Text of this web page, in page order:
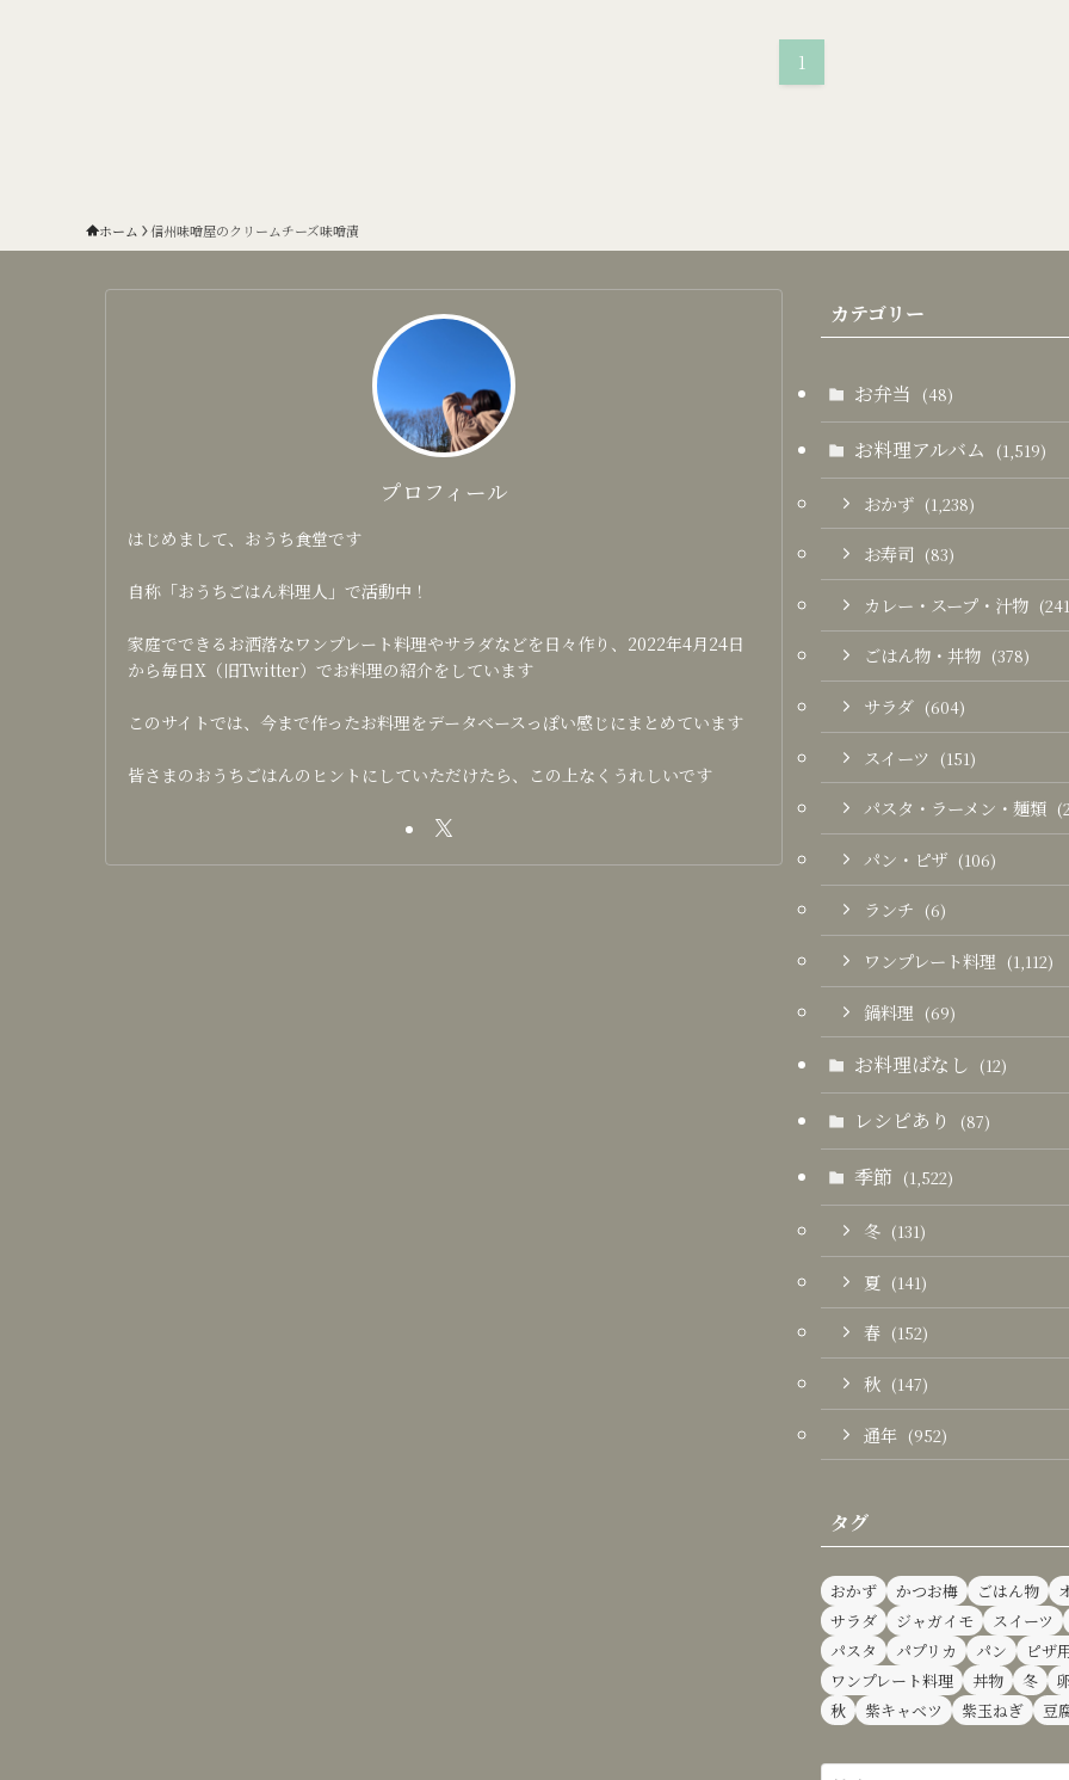
1
ホーム 信州味噌屋のクリームチーズ味噌漬
プロフィール
はじめまして、おうち食堂です
自称「おうちごはん料理人」で活動中！
家庭でできるお洒落なワンプレート料理やサラダなどを日々作り、2022年4月24日
から毎日X（旧Twitter）でお料理の紹介をしています
このサイトでは、今まで作ったお料理をデータベースっぽい感じにまとめています
皆さまのおうちごはんのヒントにしていただけたら、この上なくうれしいです
カテゴリー
お弁当 (48)
お料理アルバム (1,519)
おかず (1,238)
お寿司 (83)
カレー・スープ・汁物
ごはん物・丼物 (378)
サラダ (604)
スイーツ (151)
パスタ・ラーメン・麺類
パン・ピザ (106)
ランチ (6)
ワンプレート料理 (1,112)
鍋料理 (69)
お料理ばなし (12)
レシピあり (87)
季節 (1,522)
冬 (131)
夏 (141)
春 (152)
秋 (147)
通年 (952)
タグ
おかず かつお梅 ごはん物
サラダ
ジャガイモ
スイーツ
パスタ
パプリカ パン
ピザ
ワンプレート料理
丼物 冬
秋
紫キャベツ 紫玉ねぎ 豆